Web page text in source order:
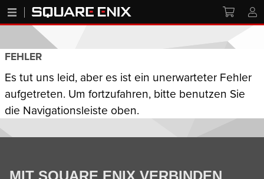
FEHLER
Es tut uns leid, aber es ist ein unerwarteter Fehler
aufgetreten. Um fortzufahren, bitte benutzen Sie
die Navigationsleiste oben.
MIT SQUARE ENIX VERBINDEN